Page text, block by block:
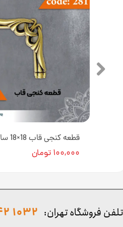
۱۰۰,۰۰۰ تومان
تلفن فروشگاه تهران: 1032 2842 - 021